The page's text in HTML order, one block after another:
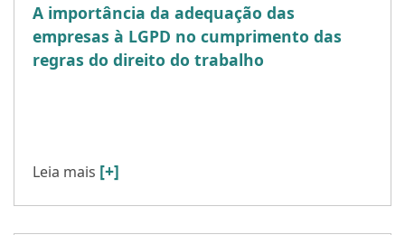
A importância da adequação das
empresas à LGPD no cumprimento das
regras do direito do trabalho
Leia mais [+]